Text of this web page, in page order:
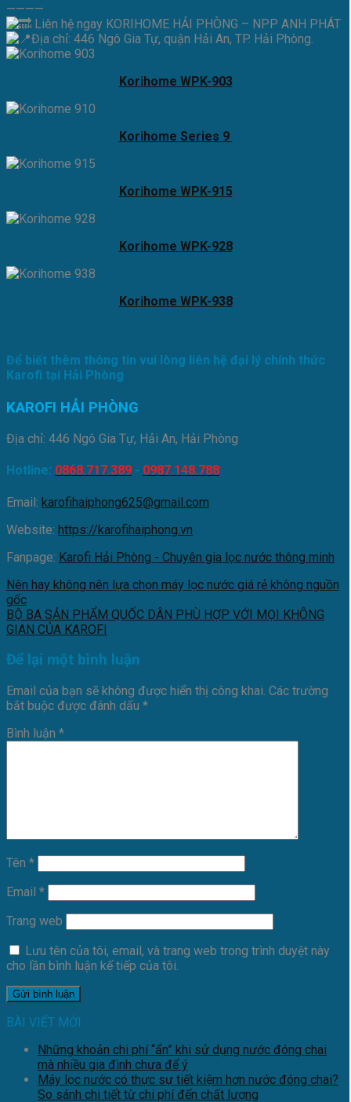
————
Liên hệ ngay KORIHOME HẢI PHÒNG – NPP ANH PHÁT
Địa chỉ: 446 Ngô Gia Tự, quận Hải An, TP. Hải Phòng.
Korihome WPK-903
Korihome Series 9
Korihome WPK-915
Korihome WPK-928
Korihome WPK-938
Để biết thêm thông tin vui lòng liên hệ đại lý chính thức
Karofi tại Hải Phòng
KAROFI HẢI PHÒNG
Địa chỉ: 446 Ngô Gia Tự, Hải An, Hải Phòng
Hotline: 0868.717.389 - 0987.148.788
Email: karofihaiphong625@gmail.com
Website: https://karofihaiphong.vn
Fanpage: Karofi Hải Phòng - Chuyên gia lọc nước thông minh
Nên hay không nên lựa chọn máy lọc nước giá rẻ không nguồn
gốc
BỘ BA SẢN PHẨM QUỐC DÂN PHÙ HỢP VỚI MỌI KHÔNG
GIAN CỦA KAROFI
Để lại một bình luận
Email của bạn sẽ không được hiển thị công khai. Các trường
bắt buộc được đánh dấu *
Bình luận *
Tên *
Email *
Trang web
Lưu tên của tôi, email, và trang web trong trình duyệt này
cho lần bình luận kế tiếp của tôi.
BÀI VIẾT MỚI
Những khoản chi phí “ẩn” khi sử dụng nước đóng chai
mà nhiều gia đình chưa để ý
Máy lọc nước có thực sự tiết kiệm hơn nước đóng chai?
So sánh chi tiết từ chi phí đến chất lượng